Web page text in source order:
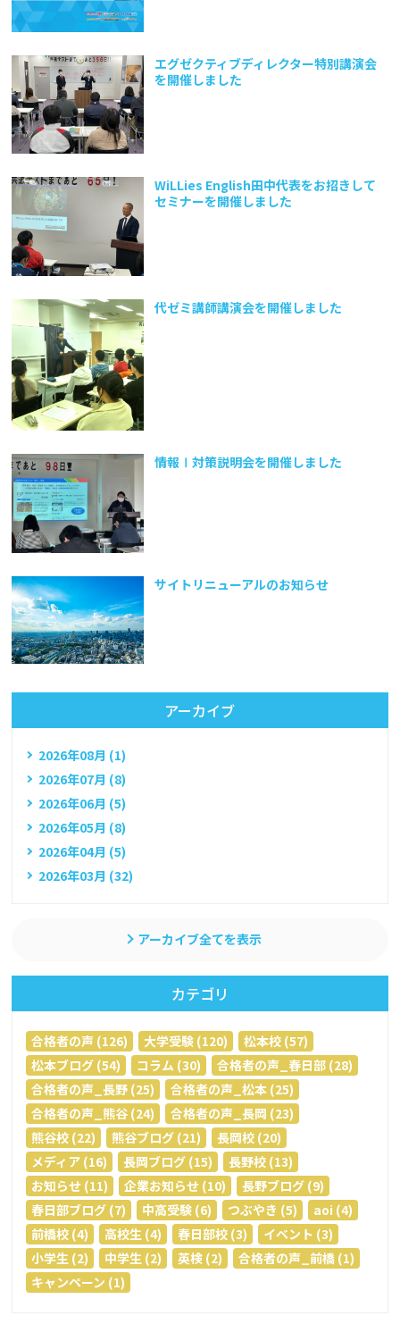
エグゼクティブディレクター特別講演会
を開催しました
WiLLies English田中代表をお招きして
セミナーを開催しました
代ゼミ講師講演会を開催しました
情報Ⅰ対策説明会を開催しました
サイトリニューアルのお知らせ
アーカイブ
2026年08月 (1)
2026年07月 (8)
2026年06月 (5)
2026年05月 (8)
2026年04月 (5)
2026年03月 (32)
アーカイブ全てを表示
カテゴリ
合格者の声 (126) 大学受験 (120)
松本校 (57)
松本ブログ (54)
コラム (30)
合格者の声_春日部 (28)
合格者の声_長野 (25)
合格者の声_松本 (25)
合格者の声_熊谷 (24)
合格者の声_長岡 (23)
熊谷校 (22)
熊谷ブログ (21)
長岡校 (20)
メディア (16)
長岡ブログ (15)
長野校 (13)
お知らせ (11)
企業お知らせ (10)
長野ブログ (9)
春日部ブログ (7)
中高受験 (6) つぶやき (5)
aoi (4)
前橋校 (4)
高校生 (4) 春日部校 (3)
イベント (3)
小学生 (2)
中学生 (2) 英検 (2)
合格者の声_前橋 (1)
キャンペーン (1)